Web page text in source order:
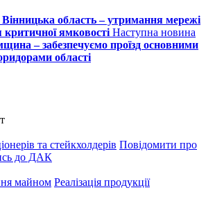
Вінницька область – утримання мережі
критичної ямковості Наступна новина
– забезпечуємо проїзд основними
області
та стейкхолдерів Повідомити про
до ДАК
майном Реалізація продукції